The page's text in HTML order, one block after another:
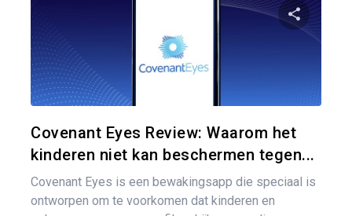
Covenant Eyes Review: Waarom het
kinderen niet kan beschermen tegen...
Covenant Eyes is een bewakingsapp die speciaal is
ontworpen om te voorkomen dat kinderen en